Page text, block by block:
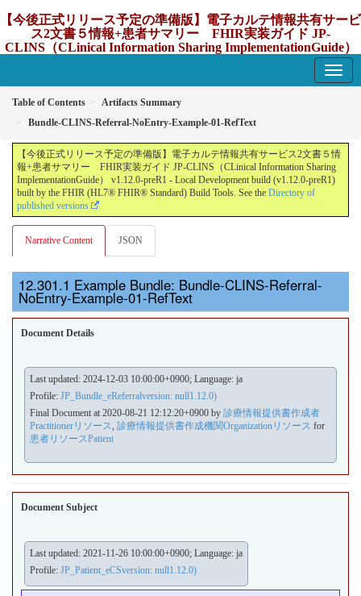
【今後正式リリース予定の準備版】電子カルテ情報共有サービ
ス2文書５情報+患者サマリー FHIR実装ガイド JP-
CLINS（CLinical Information Sharing ImplementationGuide）
Table of Contents
Artifacts Summary
Bundle-CLINS-Referral-NoEntry-Example-01-RefText
【今後正式リリース予定の準備版】電子カルテ情報共有サービス2文書５情
報+患者サマリー FHIR実装ガイド JP-CLINS（CLinical Information Sharing
ImplementationGuide） v1.12.0-preR1 - Local Development build (v1.12.0-preR1)
built by the FHIR (HL7® FHIR® Standard) Build Tools. See the Directory of
published versions
Narrative Content JSON
Example Bundle: Bundle-CLINS-Referral-
NoEntry-Example-01-RefText
Document Details
Last updated: 2024-12-03 10:00:00+0900; Language: ja
Profile: JP_Bundle_eReferralversion: null1.12.0)
Final Document at 2020-08-21 12:12:20+0900 by 診療情報提供書作成者
Practitionerリソース 診療情報提供書作成機関Organizationリソース for
患者リソースPatient
Document Subject
Last updated: 2021-11-26 10:00:00+0900; Language: ja
Profile: JP_Patient_eCSversion: null1.12.0)